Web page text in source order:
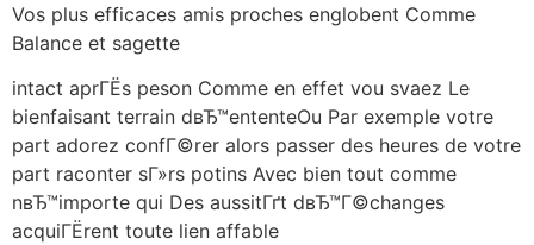
Vos plus efficaces amis proches englobent Comme
Balance et sagette
intact aprГЁs peson Comme en effet vou svaez Le
bienfaisant terrain dвЂ™ententeOu Par exemple votre
part adorez confГ©rer alors passer des heures de votre
part raconter sГ»rs potins Avec bien tout comme
nвЂ™importe qui Des aussitГґt dвЂ™Г©changes
acquiГЁrent toute lien affable